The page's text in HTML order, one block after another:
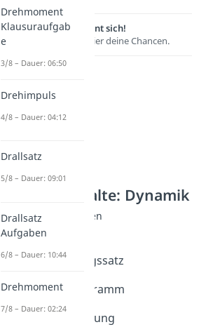
Lernen lohnt sich!
Entdecke hier deine Chancen.
Weitere Inhalte: Dynamik
Energie: Grundlagen
Was ist Energie?
Energieerhaltungssatz
Energieflussdiagramm
Dauer: 04:23
Energieumwandlung
Drehmoment
Klausuraufgab
e
3/8 – Dauer: 06:50
Drehimpuls
4/8 – Dauer: 04:12
Drallsatz
5/8 – Dauer: 09:01
Drallsatz
Aufgaben
6/8 – Dauer: 10:44
Drehmoment
7/8 – Dauer: 02:24